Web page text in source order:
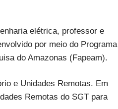
elétrica, professor e
por meio do Programa
do Amazonas (Fapeam).
e Unidades Remotas. Em
Remotas do SGT para